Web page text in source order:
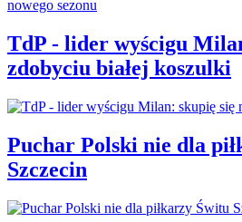
TdP - lider wyścigu
zdobyciu białej koszulki
Puchar Polski nie dla
Szczecin